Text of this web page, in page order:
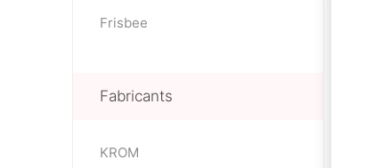
Frisbee
Fabricants
KROM